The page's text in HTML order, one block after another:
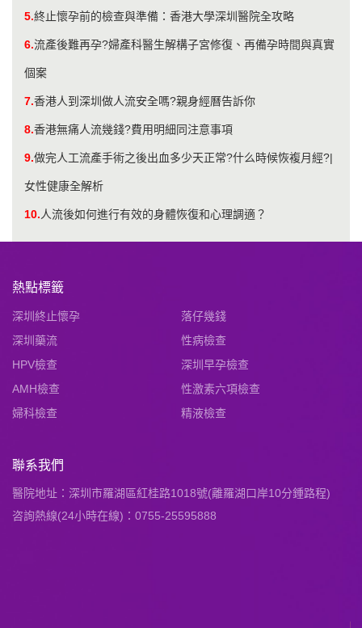
5.終止懷孕前的檢查與準備：香港大學深圳醫院全攻略
6.流產後難再孕?婦產科醫生解構子宮修復、再備孕時間與真實
個案
7.香港人到深圳做人流安全嗎?親身經曆告訴你
8.香港無痛人流幾錢?費用明細同注意事項
9.做完人工流產手術之後出血多少天正常?什么時候恢複月經?|
女性健康全解析
10.人流後如何進行有效的身體恢復和心理調適？
熱點標籤
深圳終止懷孕
落仔幾錢
深圳藥流
性病檢查
HPV檢查
深圳早孕檢查
AMH檢查
性激素六項檢查
婦科檢查
精液檢查
聯系我們
醫院地址：深圳市羅湖區紅桂路1018號(離羅湖口岸10分鍾路程)
咨詢熱線(24小時在線)：0755-25595888